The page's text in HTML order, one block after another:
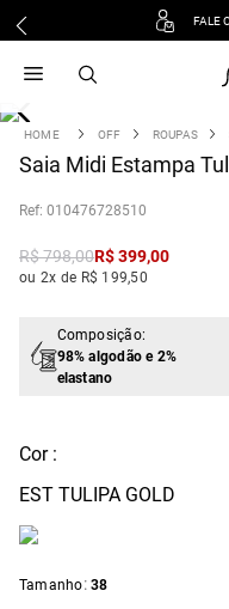
FALE
OFF ROUPAS
Saia Midi Estampa
: 010476728510
R$798,00R$399,00
ou 2x de R$ 199,50
Composição:
98% algodão e 2%
elastano
Cor :
EST TULIPA GOLD
Tamanho: 38
vestido
3 º blusa
º tricot
º macacão
jeans
º vestido curto